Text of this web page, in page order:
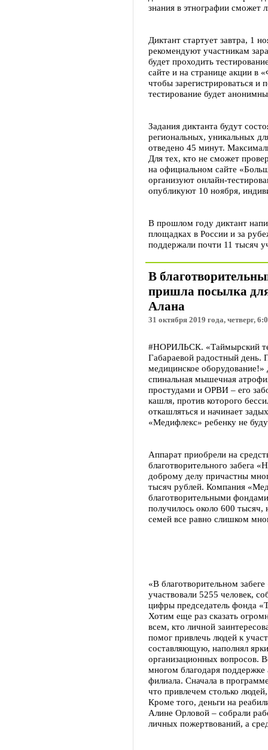
знания в этнографии
Диктант стартует завтра, 1
рекомендуют участникам
будет проходить
сайте и на странице акции в
чтобы зарегистрироваться
тестирование будет
Задания диктанта будут
региональных, уникальных
отведено 45 минут.
Для тех, кто не сможет
на официальном сайте
организуют онлайн-
опубликуют 10 ноября,
В прошлом году диктант
площадках в России и за
поддержали почти 11 тысяч
В
пришла посылка
Алана
31 октября 2019 года, четверг,
#НОРИЛЬСК. «Таймырский
Габараевой радостный день.
медицинское
спинальная мышечная
простудами и ОРВИ – его
кашля, против которого
откашляться и начинает
«Медифлекс» ребенку не
Аппарат приобрели на
благотворительного забега
доброму делу причастны
тысяч рублей. Компания
благотворительными
получилось около 600
семей все равно слишком
«В благотворительном
участвовали 5255 человек,
цифры председатель фонда
Хотим еще раз сказать
всем, кто личной
помог привлечь людей к
составляющую, наполнял
организационных вопросов.
многом благодаря
филиала. Сначала в
что привлечем столько
Кроме того, деньги на
Алине Орловой – собрали
личных пожертвований, а